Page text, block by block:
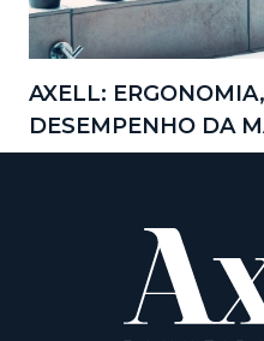
AXELL:
DESEMPENHO DA